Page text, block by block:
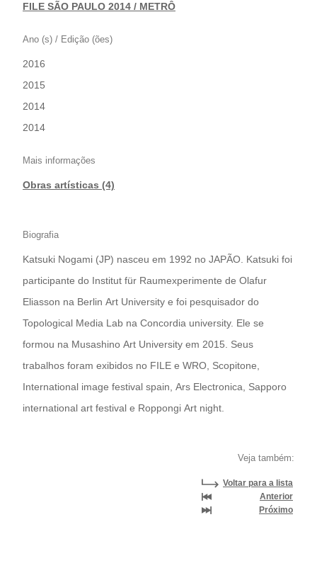
|FILE SÃO PAULO 2014 / METRÔ
Ano (s) / Edição (ões)
2016
|2015
|2014
|2014
Mais informações
Obras artísticas (4)
Biografia
Katsuki Nogami (JP) nasceu em 1992 no JAPÃO. Katsuki foi
participante do Institut für Raumexperimente de Olafur
Eliasson na Berlin Art University e foi pesquisador do
Topological Media Lab na Concordia university. Ele se
formou na Musashino Art University em 2015. Seus
trabalhos foram exibidos no FILE e WRO, Scopitone,
International image festival spain, Ars Electronica, Sapporo
international art festival e Roppongi Art night.
Veja também:
Voltar para a lista
Anterior
Próximo